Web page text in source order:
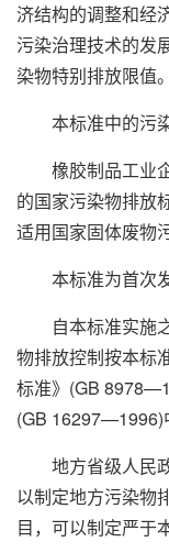
济结构的调整和经
污染治理技术的发
染物特别排放限值。
本标准中的污染
橡胶制品工业企
的国家污染物排放
适用国家固体废物
本标准为首次发
自本标准实施之
物排放控制按本标
标准》(GB
(GB 16297—1996)
地方省级人民政
以制定地方污染物
目，可以制定严于